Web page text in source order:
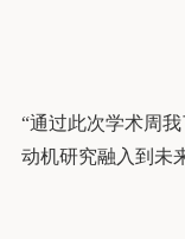
“通过此次学术周
动机研究融入到未